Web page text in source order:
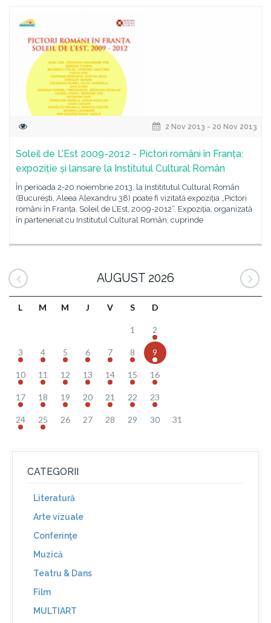
2 Nov 2013 - 20 Nov 2013
Soleil de L’Est 2009-2012 - Pictori români în Franța:
expoziție și lansare la Institutul Cultural Român
În perioada 2-20 noiembrie 2013, la Instititutul Cultural Român
(București, Aleea Alexandru 38) poate fi vizitată expoziția „Pictori
români în Franța. Soleil de L’Est, 2009-2012“. Expoziția, organizată
în parteneriat cu Institutul Cultural Român, cuprinde
AUGUST 2026
L M M J V S D
1 2
3 4 5 6 7 8 9
10 11 12 13 14 15 16
17 18 19 20 21 22 23
24 25 26 27 28 29 30 31
CATEGORII
Literatură
Arte vizuale
Conferinţe
Muzică
Teatru & Dans
Film
MULTIART